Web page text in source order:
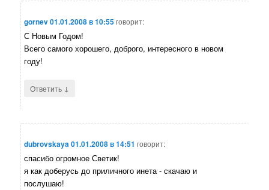
gornev01.01.2008 в 10:55говорит:
С Новым Годом!
Всего самого хорошего, доброго, интересного в новом
году!
Ответить ↓
dubrovskaya01.01.2008 в 14:51 говорит:
спасибо огромное Светик!
я как доберусь до приличного инета - скачаю и
послушаю!